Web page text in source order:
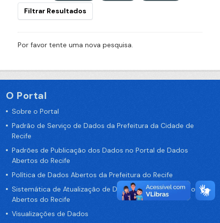
Filtrar Resultados
Por favor tente uma nova pesquisa.
O Portal
Sobre o Portal
Padrão de Serviço de Dados da Prefeitura da Cidade de
Recife
Padrões de Publicação dos Dados no Portal de Dados
Abertos do Recife
Política de Dados Abertos da Prefeitura do Recife
Sistemática de Atualização de Dados do Portal de Dados
Abertos do Recife
Visualizações de Dados